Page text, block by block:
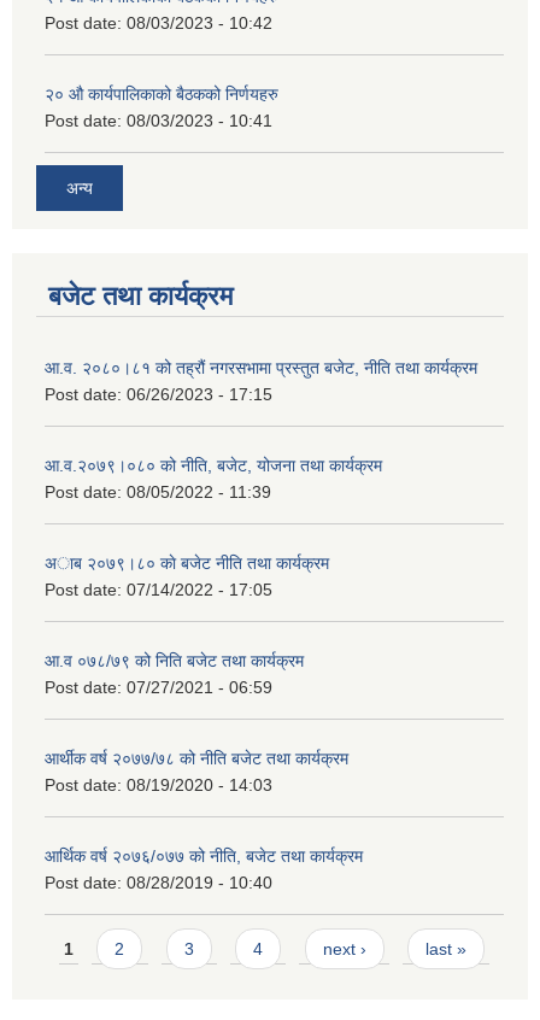
Post date: 08/03/2023 - 10:42
२‍० औ कार्यपालिकाको बैठकको निर्णयहरु
Post date: 08/03/2023 - 10:41
अन्य
बजेट तथा कार्यक्रम
आ.व. २०८०।८१ को तह्रौं नगरसभामा प्रस्तुत बजेट, नीति तथा कार्यक्रम
Post date: 06/26/2023 - 17:15
आ.व.२०७९।०८० को नीति, बजेट, योजना तथा कार्यक्रम
Post date: 08/05/2022 - 11:39
अाब २०७९।८० काे बजेट नीति तथा कार्यक्रम
Post date: 07/14/2022 - 17:05
आ.व ०७८/७९ को निति बजेट तथा कार्यक्रम
Post date: 07/27/2021 - 06:59
आर्थीक वर्ष २०७७/७८ को नीति बजेट तथा कार्यक्रम
Post date: 08/19/2020 - 14:03
आर्थिक वर्ष २०७६/०७७ को नीति, बजेट तथा कार्यक्रम
Post date: 08/28/2019 - 10:40
Pages
1 2 3 4 next › last »